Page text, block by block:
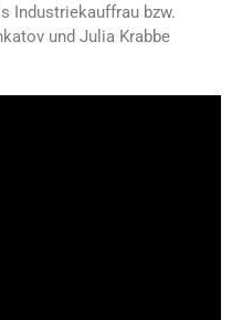
Industriekauffrau bzw.
und Julia Krabbe